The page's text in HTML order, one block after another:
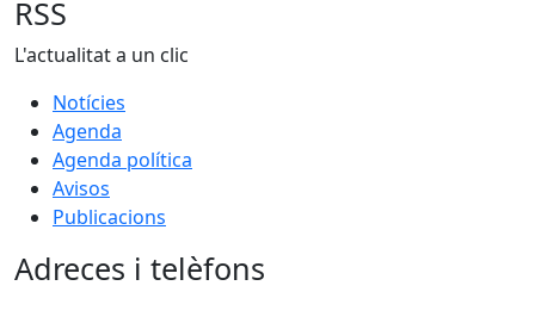
RSS
L'actualitat a un clic
Notícies
Agenda
Agenda política
Avisos
Publicacions
Adreces i telèfons